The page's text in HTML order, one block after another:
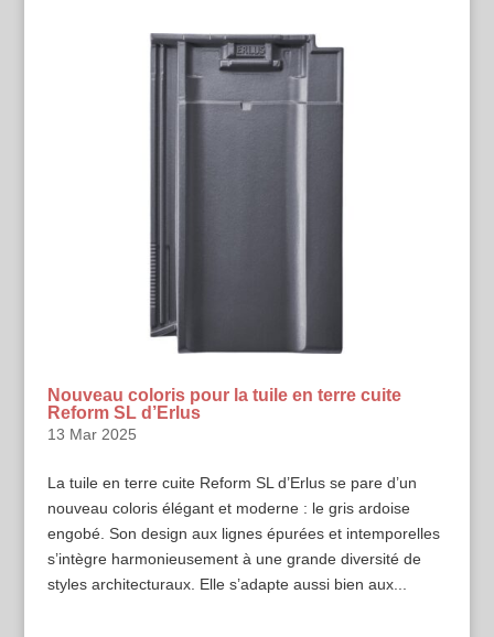
Nouveau coloris pour la tuile en terre cuite
Reform SL d’Erlus
13 Mar 2025
La tuile en terre cuite Reform SL d’Erlus se pare d’un
nouveau coloris élégant et moderne : le gris ardoise
engobé. Son design aux lignes épurées et intemporelles
s’intègre harmonieusement à une grande diversité de
styles architecturaux. Elle s’adapte aussi bien aux...